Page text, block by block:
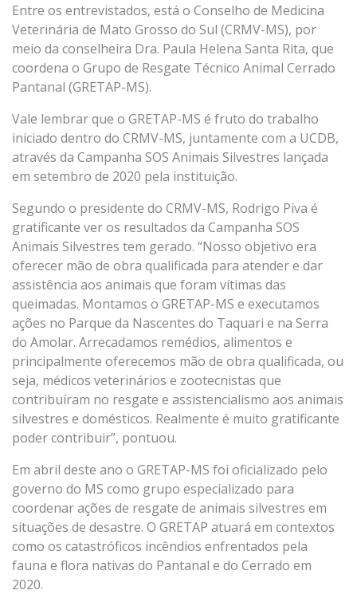
Entre os entrevistados, está o Conselho de Medicina
Veterinária de Mato Grosso do Sul (CRMV-MS), por
meio da conselheira Dra. Paula Helena Santa Rita, que
coordena o Grupo de Resgate Técnico Animal Cerrado
Pantanal (GRETAP-MS).
Vale lembrar que o GRETAP-MS é fruto do trabalho
iniciado dentro do CRMV-MS, juntamente com a UCDB,
através da Campanha SOS Animais Silvestres lançada
em setembro de 2020 pela instituição.
Segundo o presidente do CRMV-MS, Rodrigo Piva é
gratificante ver os resultados da Campanha SOS
Animais Silvestres tem gerado. “Nosso objetivo era
oferecer mão de obra qualificada para atender e dar
assistência aos animais que foram vítimas das
queimadas. Montamos o GRETAP-MS e executamos
ações no Parque da Nascentes do Taquari e na Serra
do Amolar. Arrecadamos remédios, alimentos e
principalmente oferecemos mão de obra qualificada, ou
seja, médicos veterinários e zootecnistas que
contribuíram no resgate e assistencialismo aos animais
silvestres e domésticos. Realmente é muito gratificante
poder contribuir”, pontuou.
Em abril deste ano o GRETAP-MS foi oficializado pelo
governo do MS como grupo especializado para
coordenar ações de resgate de animais silvestres em
situações de desastre. O GRETAP atuará em contextos
como os catastróficos incêndios enfrentados pela
fauna e flora nativas do Pantanal e do Cerrado em
2020.